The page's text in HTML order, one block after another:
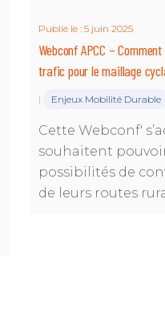
Publié le : 5 juin 2025
Webconf APCC –
trafic pour le maillage
| Enjeux Mobilité Durable
Cette Webconf'
souhaitent
possibilités de
de leurs routes